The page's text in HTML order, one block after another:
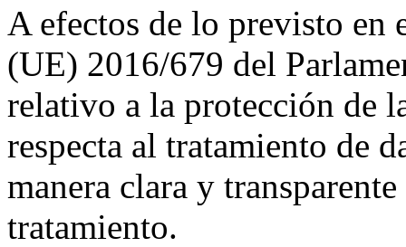
A efectos de lo previsto
(UE) 2016/679 del
relativo a la protección de
respecta al tratamiento de
manera clara y
tratamiento.